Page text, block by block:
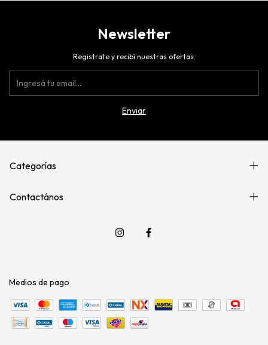
Newsletter
Registrate y recibí nuestras ofertas.
Categorías
Contactános
Medios de pago